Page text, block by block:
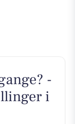
-
i